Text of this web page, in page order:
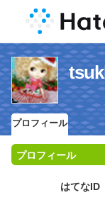
プロフィール
プロフィール
はてなID